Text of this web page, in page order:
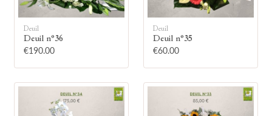
Allumez une bougie
Montrez votre soutien à la famille en
Deuil
Deuil n°36
€190.00
Deuil
Deuil n°35
€60.00